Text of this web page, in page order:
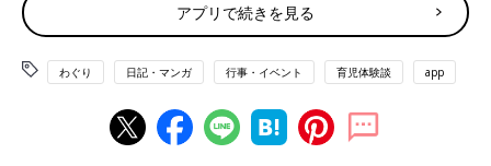
子育てってほんと、同じような毎日の繰り返しですよね〜。もち
ことの繰り返しのように感じて、辛い気持ちになること
そんな飽きっぽい私は、季節の行事にすごく救われて
アプリで続きを見る
わぐり 日記・マンガ 行事・イベント 育児体験談 app